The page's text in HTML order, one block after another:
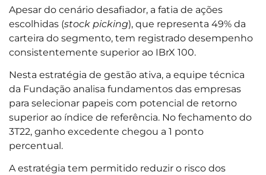
Apesar do cenário desafiador, a fatia de ações
escolhidas (stock picking), que representa 49% da
carteira do segmento, tem registrado desempenho
consistentemente superior ao IBrX 100.
Nesta estratégia de gestão ativa, a equipe técnica
da Fundação analisa fundamentos das empresas
para selecionar papeis com potencial de retorno
superior ao índice de referência. No fechamento do
3T22, ganho excedente chegou a 1 ponto
percentual.
A estratégia tem permitido reduzir o risco dos